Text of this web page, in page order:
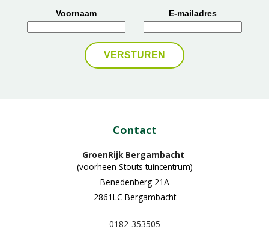
Voornaam
E-mailadres
Contact
GroenRijk Bergambacht
(voorheen Stouts tuincentrum)
Benedenberg 21A
2861LC Bergambacht
0182-353505